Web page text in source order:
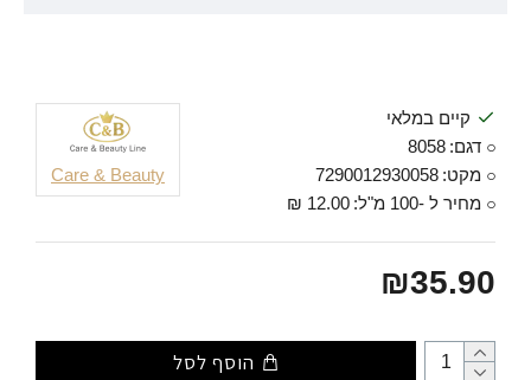
₪35.90
קיים במלאי
דגם: 8058
מקט: 7290012930058
מחיר ל -100 מ"ל:
12.00 ₪
Care & Beauty
הוסף לסל